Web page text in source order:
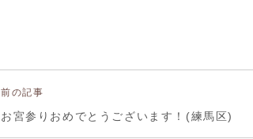
前の記事
お宮参りおめでとうございます！(練馬区)